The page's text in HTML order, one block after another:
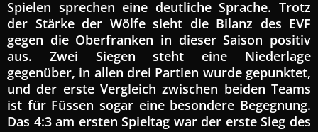
Spielen sprechen eine deutliche Sprache. Trotz
der Stärke der Wölfe sieht die Bilanz des EVF
gegen die Oberfranken in dieser Saison positiv
aus. Zwei Siegen steht eine Niederlage
gegenüber, in allen drei Partien wurde gepunktet,
und der erste Vergleich zwischen beiden Teams
ist für Füssen sogar eine besondere Begegnung.
Das 4:3 am ersten Spieltag war der erste Sieg des